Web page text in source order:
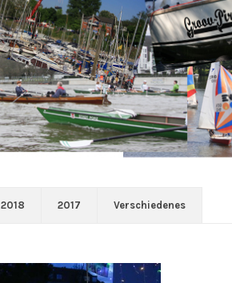
2018 2017 Verschiedenes